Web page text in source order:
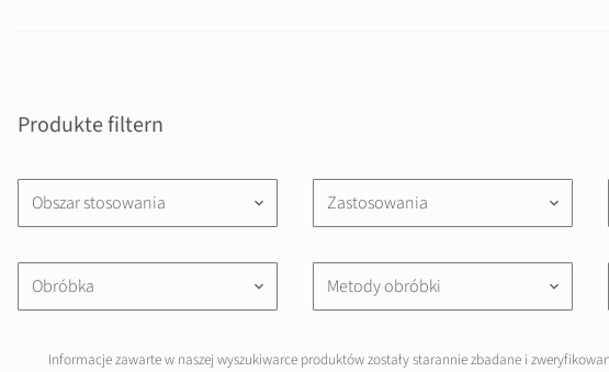
Produkte filtern
Obszar stosowania keyboard_arrow_down Zastosowania keyboard_arrow_down
Obróbka keyboard_arrow_down Metody obróbki keyboard_arrow_down
Informacje zawarte w naszej wyszukiwarce produktów zostały starannie zbadane i